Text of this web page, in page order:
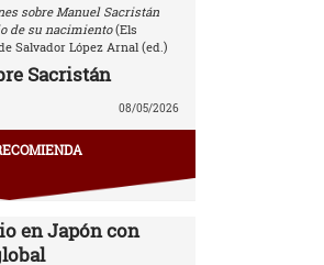
sobre Manuel Sacristán
de su nacimiento(Els
Salvador López Arnal (ed.)
Sacristán
08/05/2026
en Japón con